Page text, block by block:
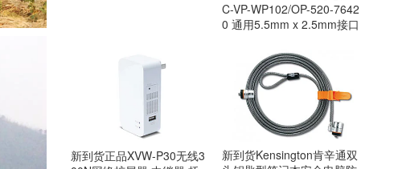
C-VP-WP102/OP-520-7642
0 通用5.5mm x 2.5mm接口
新到货正品XVW-P30无线3
新到货Kensington肯辛通双